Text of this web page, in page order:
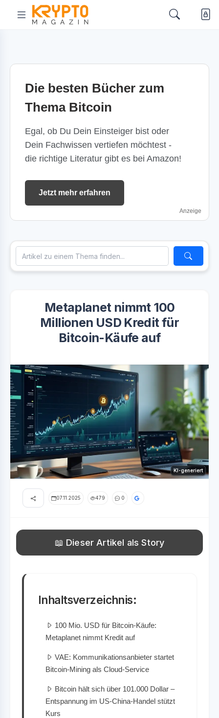
Die besten Bücher zum
Thema Bitcoin
Egal, ob Du Dein Einsteiger bist oder
Dein Fachwissen vertiefen möchtest -
die richtige Literatur gibt es bei Amazon!
Jetzt mehr erfahren
Anzeige
Metaplanet nimmt 100
Millionen USD Kredit für
Bitcoin-Käufe auf
KI-generiert
07.11.2025 479 0
📖 Dieser Artikel als Story
Inhaltsverzeichnis:
100 Mio. USD für Bitcoin-Käufe:
Metaplanet nimmt Kredit auf
VAE: Kommunikationsanbieter startet
Bitcoin-Mining als Cloud-Service
Bitcoin hält sich über 101.000 Dollar –
Entspannung im US-China-Handel stützt
Kurs